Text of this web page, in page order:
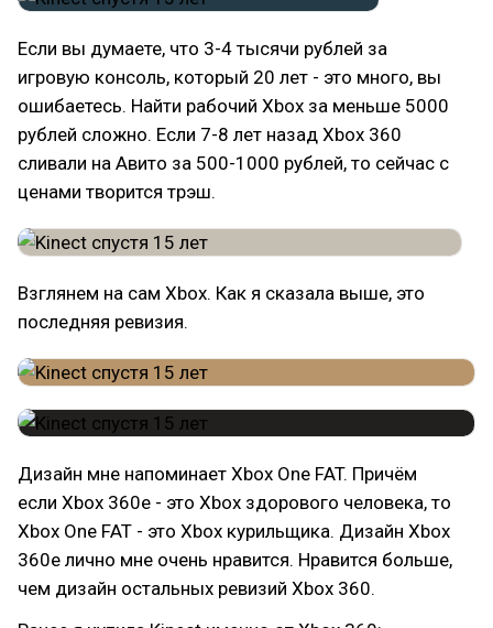
Если вы думаете, что 3-4 тысячи рублей за
игровую консоль, который 20 лет - это много, вы
ошибаетесь. Найти рабочий Xbox за меньше 5000
рублей сложно. Если 7-8 лет назад Xbox 360
сливали на Авито за 500-1000 рублей, то сейчас с
ценами творится трэш.
Взглянем на сам Xbox. Как я сказала выше, это
последняя ревизия.
Дизайн мне напоминает Xbox One FAT. Причём
если Xbox 360e - это Xbox здорового человека, то
Xbox One FAT - это Xbox курильщика. Дизайн Xbox
360e лично мне очень нравится. Нравится больше,
чем дизайн остальных ревизий Xbox 360.